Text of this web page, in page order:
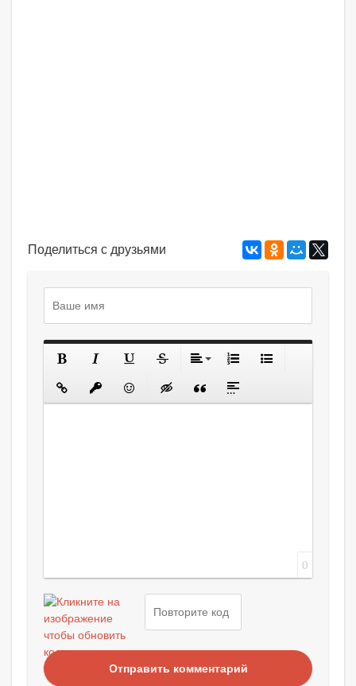
Поделиться с друзьями
0
Отправить комментарий